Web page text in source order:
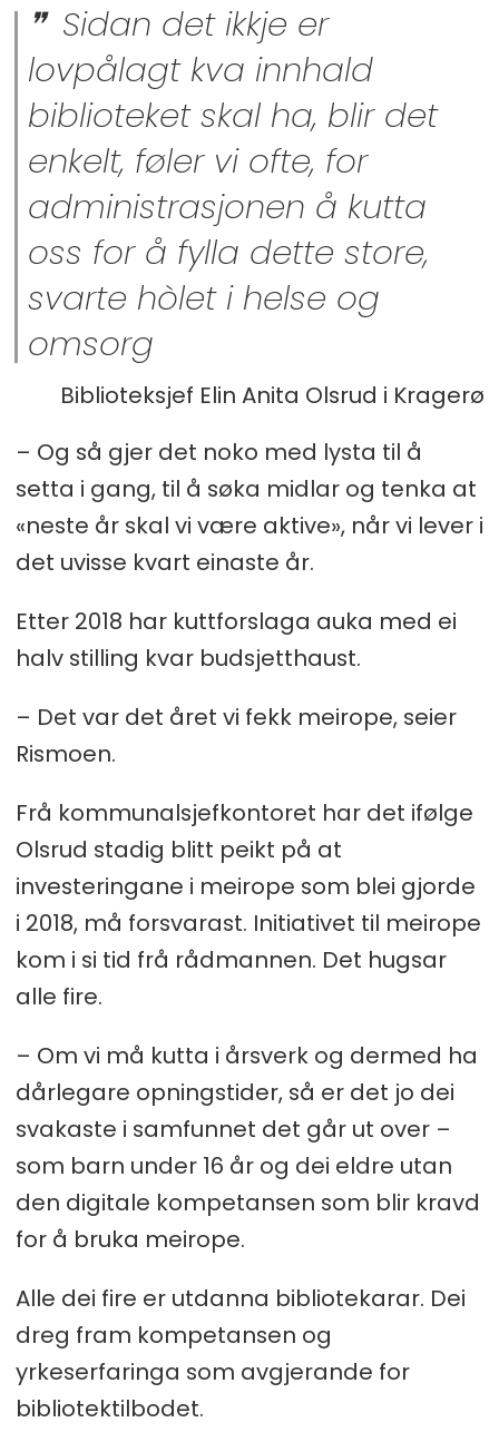
Sidan det ikkje er
lovpålagt kva innhald
biblioteket skal ha, blir det
enkelt, føler vi ofte, for
administrasjonen å kutta
oss for å fylla dette store,
svarte hòlet i helse og
omsorg
Biblioteksjef Elin Anita Olsrud i Kragerø
– Og så gjer det noko med lysta til å
setta i gang, til å søka midlar og tenka at
«neste år skal vi være aktive», når vi lever i
det uvisse kvart einaste år.
Etter 2018 har kuttforslaga auka med ei
halv stilling kvar budsjetthaust.
– Det var det året vi fekk meirope, seier
Rismoen.
Frå kommunalsjefkontoret har det ifølge
Olsrud stadig blitt peikt på at
investeringane i meirope som blei gjorde
i 2018, må forsvarast. Initiativet til meirope
kom i si tid frå rådmannen. Det hugsar
alle fire.
– Om vi må kutta i årsverk og dermed ha
dårlegare opningstider, så er det jo dei
svakaste i samfunnet det går ut over –
som barn under 16 år og dei eldre utan
den digitale kompetansen som blir kravd
for å bruka meirope.
Alle dei fire er utdanna bibliotekarar. Dei
dreg fram kompetansen og
yrkeserfaringa som avgjerande for
bibliotektilbodet.